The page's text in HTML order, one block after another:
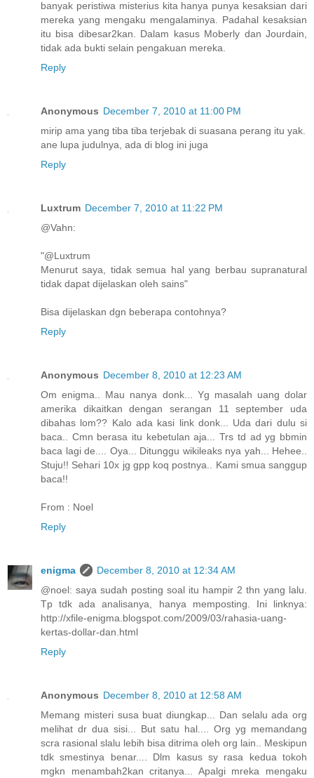
banyak peristiwa misterius kita hanya punya kesaksian dari
mereka yang mengaku mengalaminya. Padahal kesaksian
itu bisa dibesar2kan. Dalam kasus Moberly dan Jourdain,
tidak ada bukti selain pengakuan mereka.
Reply
Anonymous December 7, 2010 at 11:00 PM
mirip ama yang tiba tiba terjebak di suasana perang itu yak.
ane lupa judulnya, ada di blog ini juga
Reply
Luxtrum December 7, 2010 at 11:22 PM
@Vahn:
"@Luxtrum
Menurut saya, tidak semua hal yang berbau supranatural
tidak dapat dijelaskan oleh sains"
Bisa dijelaskan dgn beberapa contohnya?
Reply
Anonymous December 8, 2010 at 12:23 AM
Om enigma.. Mau nanya donk... Yg masalah uang dolar
amerika dikaitkan dengan serangan 11 september uda
dibahas lom?? Kalo ada kasi link donk... Uda dari dulu si
baca.. Cmn berasa itu kebetulan aja... Trs td ad yg bbmin
baca lagi de.... Oya... Ditunggu wikileaks nya yah... Hehee..
Stuju!! Sehari 10x jg gpp koq postnya.. Kami smua sanggup
baca!!
From : Noel
Reply
enigma
December 8, 2010 at 12:34 AM
@noel: saya sudah posting soal itu hampir 2 thn yang lalu.
Tp tdk ada analisanya, hanya memposting. Ini linknya:
http://xfile-enigma.blogspot.com/2009/03/rahasia-uang-
kertas-dollar-dan.html
Reply
Anonymous December 8, 2010 at 12:58 AM
Memang misteri susa buat diungkap... Dan selalu ada org
melihat dr dua sisi... But satu hal.... Org yg memandang
scra rasional slalu lebih bisa ditrima oleh org lain.. Meskipun
tdk smestinya benar.... Dlm kasus sy rasa kedua tokoh
mgkn menambah2kan critanya... Apalgi mreka mengaku